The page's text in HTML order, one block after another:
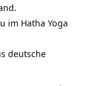
im Hatha Yoga
deutsche